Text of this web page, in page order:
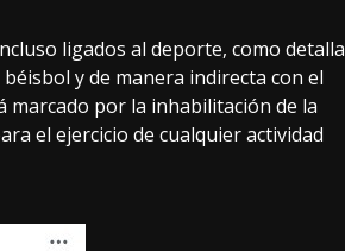
ligados al deporte, como detalla
y de manera indirecta con el
marcado por la inhabilitación de la
el ejercicio de cualquier actividad